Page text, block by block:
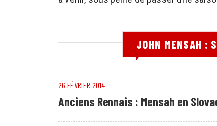
JOHN MENSAH :
26 FÉVRIER 2014
Anciens Rennais : Mensah en